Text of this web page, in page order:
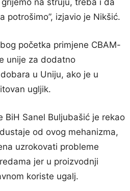
potrošimo”, izjavio je Nikšić.
početka primjene CBAM-
unije za dodatno
u Uniju, ako je u
ugljik.
BiH Sanel Buljubašić je rekao
od ovog mehanizma,
uzrokovati probleme
jer u proizvodnji
koriste ugalj.